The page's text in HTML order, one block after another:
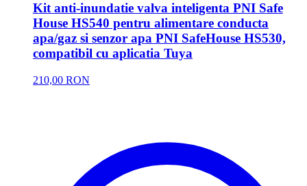
Kit anti-inundatie valva inteligenta PNI Safe
House HS540 pentru alimentare conducta
apa/gaz si senzor apa PNI SafeHouse HS530,
compatibil cu aplicatia Tuya
210,00 RON